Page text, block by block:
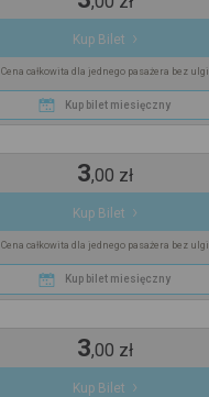
Kup Bilet
Cena całkowita dla jednego pasażera bez ulgi
Kup bilet miesięczny
3,00 zł
Kup Bilet
Cena całkowita dla jednego pasażera bez ulgi
Kup bilet miesięczny
3,00 zł
Kup Bilet